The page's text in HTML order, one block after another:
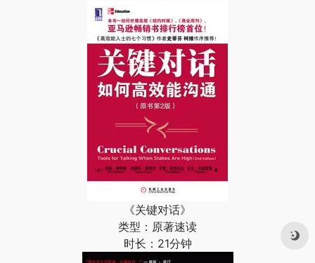
《关键对话》
类型：原著速读
时长：21分钟